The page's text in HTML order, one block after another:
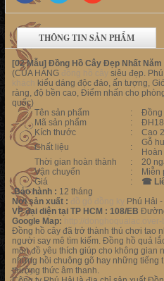
THÔNG TIN SẢN PHẨM
[02 Mẫu] Đồng Hồ Cây Đẹp Nhất
(CỦA HÀNG
siêu đẹp.
kiểu dáng độc đáo, ấn tượng,
ràng, độ bền cao, Điểm nhấn cho
quốc)
Tên sản phẩm
:
Đồng
Mã sản phẩm
:
Kích thước
:
Cao
Chất liệu
:
Gỗ
Thời gian hoàn thành
:
20
Vận chuyển
:
Miễn
Giá
: ☎
.Bảo hành : 12 tháng
Nơi sản xuất :
Phú Hải
VP đại diện tại TP HCM : 108/EB
Google Map:
Đồng hồ cây đã trở thành thú chơi tao
người say mê tìm kiếm. Đồng hồ quả
món đồ yêu thích giúp cho không gian
những hồi chuông gõ hay những tiếng
thưởng thức âm thanh.